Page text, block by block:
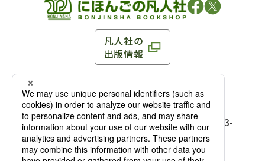
凡人社の
出版情報
〒102-0093 東京都千代田区平河町 1-3-13 8F
TEL：03-3263-3959／FAX：03-3263-3116
麹町店
〒102-0093 東京都千代田区平河町1-3-
13 8F［アクセス］
TEL：03-3239-8673／FAX：03-3263-